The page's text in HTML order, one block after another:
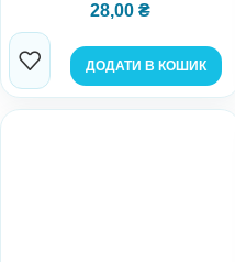
28,00 ₴
ДОДАТИ В КОШИК